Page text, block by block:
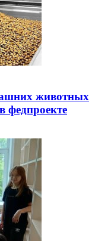
животных
федпроекте